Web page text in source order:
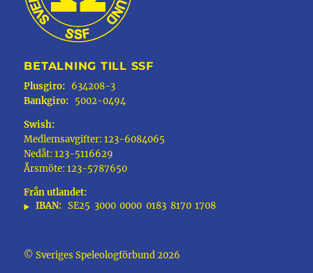
BETALNING TILL SSF
Plusgiro: 634208-3
Bankgiro: 5002-0494
Swish:
Medlemsavgifter: 123-6084065
Nedåt: 123-5116629
Årsmöte: 123-5787650
Från utlandet:
IBAN: SE25 3000 0000 0183 8170 1708
© Sveriges Speleologförbund 2026